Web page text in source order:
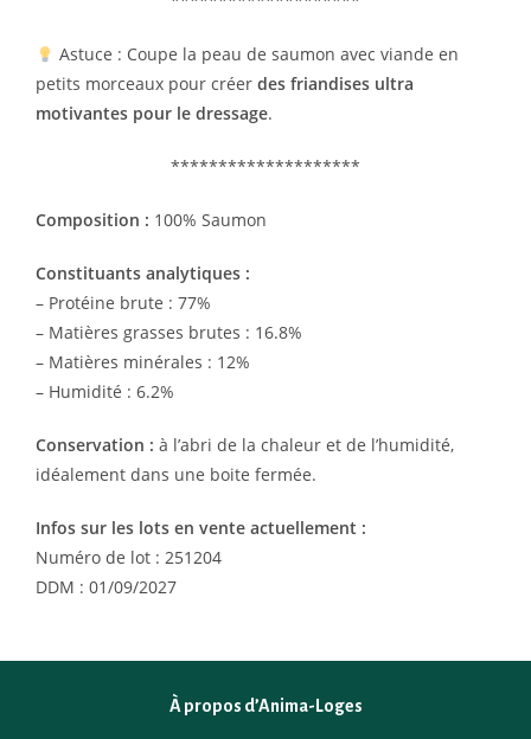
Astuce : Coupe la peau de saumon avec viande en
petits morceaux pour créer des friandises ultra
motivantes pour le dressage.
********************
Composition : 100% Saumon
Constituants analytiques :
– Protéine brute : 77%
– Matières grasses brutes : 16.8%
– Matières minérales : 12%
– Humidité : 6.2%
Conservation : à l’abri de la chaleur et de l’humidité,
idéalement dans une boite fermée.
Infos sur les lots en vente actuellement :
Numéro de lot : 251204
DDM : 01/09/2027
À propos d’Anima-Loges